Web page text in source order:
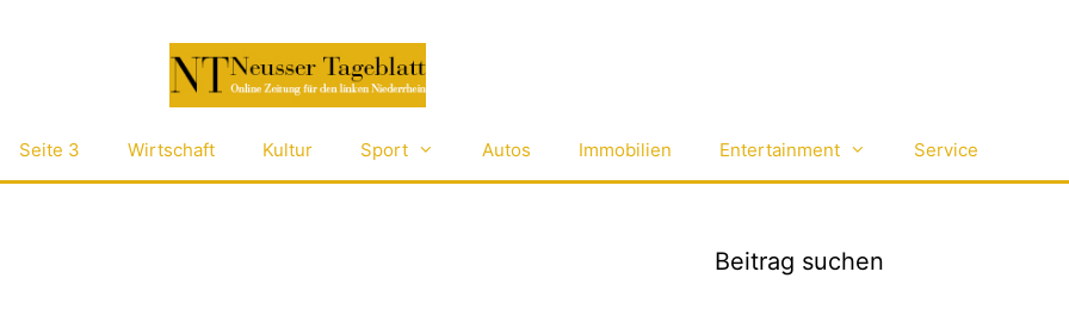
Seite 3 Wirtschaft Kultur Sport Autos Immobilien Entertainment Service
Beitrag suchen